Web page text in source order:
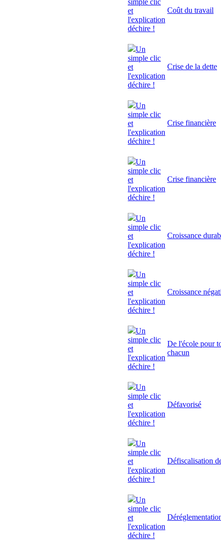
simple clic
et
l'explication
déchire !
Coût du travail
Un
simple clic
et
l'explication
déchire !
Crise de la dette
Un
simple clic
et
l'explication
déchire !
Crise financière
Un
simple clic
et
l'explication
déchire !
Crise financière
Un
simple clic
et
l'explication
déchire !
Croissance
Un
simple clic
et
l'explication
déchire !
Croissance
Un
simple clic
et
l'explication
déchire !
De l'école pour
chacun
Un
simple clic
et
l'explication
déchire !
Défavorisé
Un
simple clic
et
l'explication
déchire !
Défiscalisation
Un
simple clic
et
l'explication
déchire !